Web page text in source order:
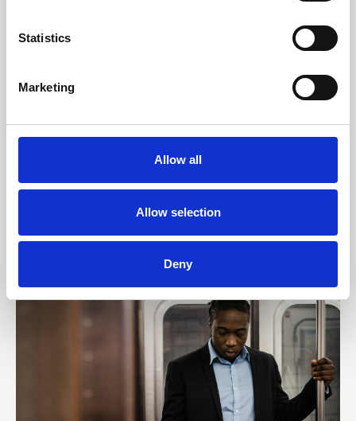
Statistics
Marketing
Allow all
Allow selection
Deny
Weitere Beiträge